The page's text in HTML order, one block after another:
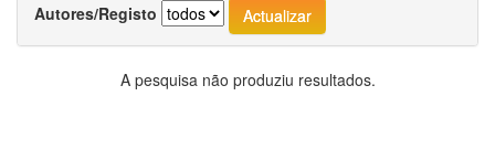
Autores/Registo
A pesquisa não produziu resultados.